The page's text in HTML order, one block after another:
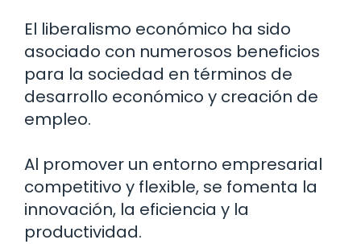
El liberalismo económico ha sido
asociado con numerosos beneficios
para la sociedad en términos de
desarrollo económico y creación de
empleo.
Al promover un entorno empresarial
competitivo y flexible, se fomenta la
innovación, la eficiencia y la
productividad.